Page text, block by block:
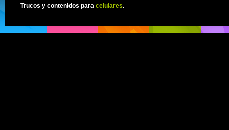
Trucos y contenidos para celulares.